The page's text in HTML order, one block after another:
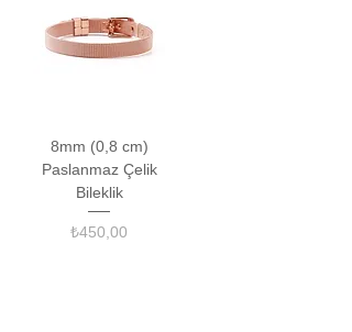
8mm (0,8 cm)
Paslanmaz Çelik
Bileklik
Fiyat
₺450,00